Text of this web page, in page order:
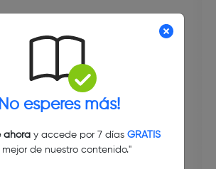
esperes más!
ahoray accede por 7 días GRATIS
de nuestro contenido."